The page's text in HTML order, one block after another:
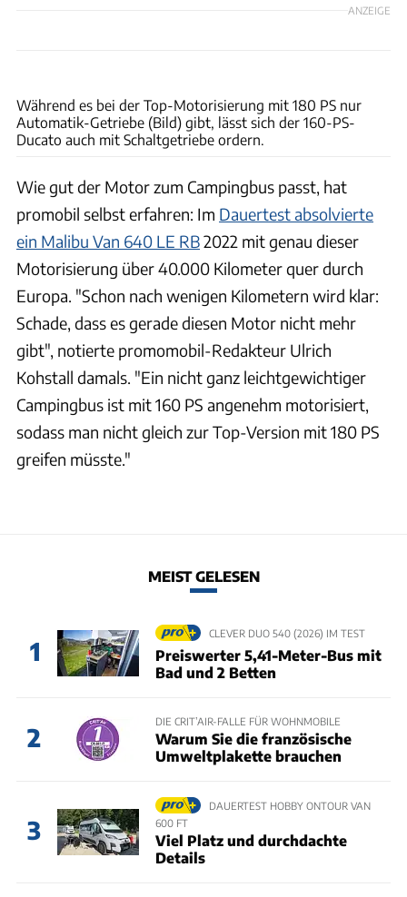
ANZEIGE
Während es bei der Top-Motorisierung mit 180 PS nur
Automatik-Getriebe (Bild) gibt, lässt sich der 160-PS-
Ducato auch mit Schaltgetriebe ordern.
Wie gut der Motor zum Campingbus passt, hat
promobil selbst erfahren: Im Dauertest absolvierte
ein Malibu Van 640 LE RB2022 mit genau dieser
Motorisierung über 40.000 Kilometer quer durch
Europa. "Schon nach wenigen Kilometern wird klar:
Schade, dass es gerade diesen Motor nicht mehr
gibt", notierte promomobil-Redakteur Ulrich
Kohstall damals. "Ein nicht ganz leichtgewichtiger
Campingbus ist mit 160 PS angenehm motorisiert,
sodass man nicht gleich zur Top-Version mit 180 PS
greifen müsste."
MEIST GELESEN
1
CLEVER DUO 540 (2026) IM TEST
Preiswerter 5,41-Meter-Bus mit
Bad und 2 Betten
2
DIE CRIT’AIR-FALLE FÜR WOHNMOBILE
Warum Sie die französische
Umweltplakette brauchen
3
DAUERTEST HOBBY ONTOUR VAN
600 FT
Viel Platz und durchdachte
Details